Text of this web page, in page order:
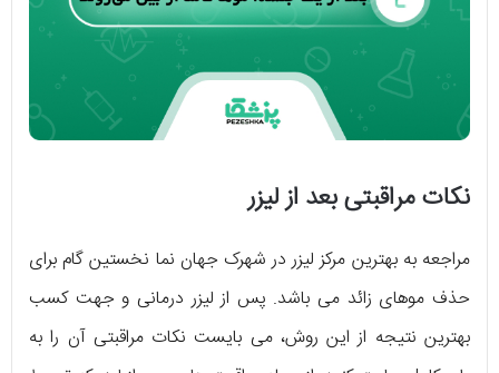
نکات مراقبتی بعد از لیزر
مراجعه به بهترین مرکز لیزر در شهرک جهان نما نخستین گام برای
حذف موهای زائد می ‌باشد. پس از لیزر درمانی و جهت کسب
بهترین نتیجه از این روش، می ‌بایست نکات مراقبتی آن را به